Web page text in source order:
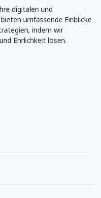
digitalen und
umfassende Einblicke
indem wir
Ehrlichkeit lösen.